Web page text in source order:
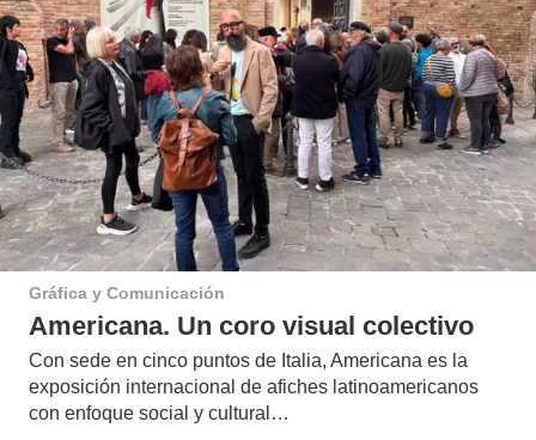
Gráfica y Comunicación
Americana. Un coro visual colectivo
Con sede en cinco puntos de Italia, Americana es la
exposición internacional de afiches latinoamericanos
con enfoque social y cultural…